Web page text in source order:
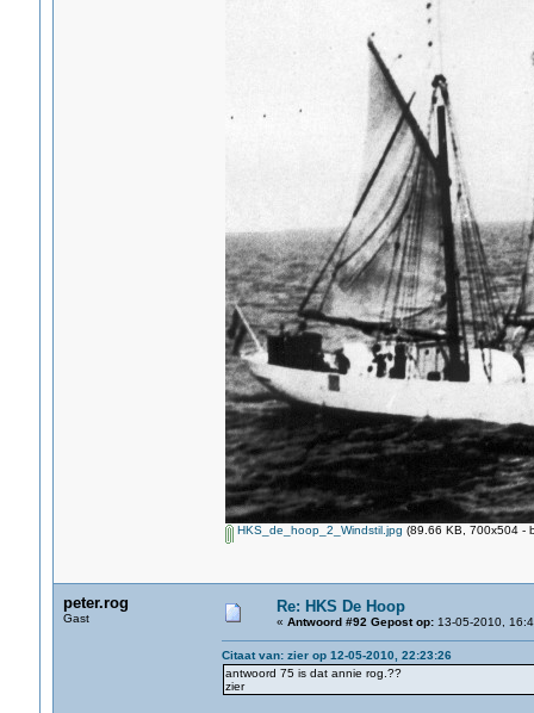
HKS_de_hoop_2_Windstil.jpg (89.66 KB, 700x504 -
peter.rog
Gast
Re: HKS De Hoop
« Antwoord #92 Gepost op:13-05-2010,
Citaat van: zier op 12-05-2010, 22:23:26
antwoord 75 is dat annie rog.??
zier